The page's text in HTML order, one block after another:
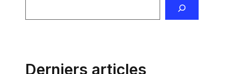
Derniers articles